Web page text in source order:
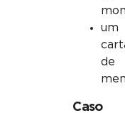
um
de
Caso